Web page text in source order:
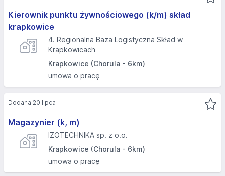
Kierownik punktu żywnościowego (k/m) skład
krapkowice
4. Regionalna Baza Logistyczna Skład w
Krapkowicach
Krapkowice (Chorula - 6km)
umowa o pracę
Magazynier (k, m)
IZOTECHNIKA sp. z o.o.
Krapkowice (Chorula - 6km)
umowa o pracę
Dodana 20 lipca